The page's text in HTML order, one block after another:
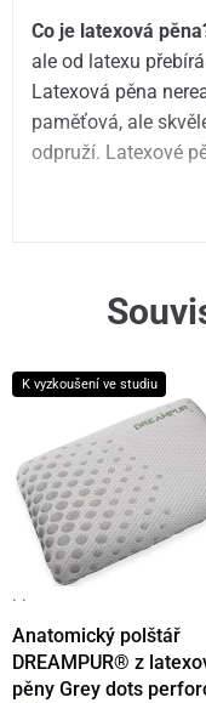
Co je latexová
ale od latexu
Latexová pěna
paměťová, ale
odpruží. Latexové
K vyzkoušení ve studiu
· ·
Anatomický polštář
DREAMPUR® z
pěny Grey dots